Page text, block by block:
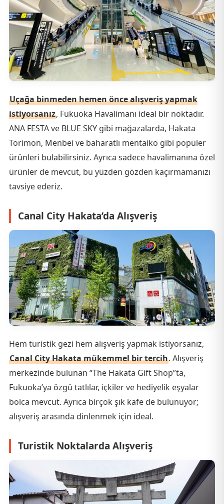
Uçağa binmeden hemen önce alışveriş yapmak
istiyorsanız, Fukuoka Havalimanı ideal bir noktadır.
ANA FESTA ve BLUE SKY gibi mağazalarda, Hakata
Torimon, Menbei ve baharatlı mentaiko gibi popüler
ürünleri bulabilirsiniz. Ayrıca sadece havalimanına özel
ürünler de mevcut, bu yüzden gözden kaçırmamanızı
tavsiye ederiz.
Canal City Hakata’da Alışveriş
Hem turistik gezi hem alışveriş yapmak istiyorsanız,
Canal City Hakata mükemmel bir tercih. Alışveriş
merkezinde bulunan “The Hakata Gift Shop”ta,
Fukuoka’ya özgü tatlılar, içkiler ve hediyelik eşyalar
bolca mevcut. Ayrıca birçok şık kafe de bulunuyor;
alışveriş arasında dinlenmek için ideal.
Turistik Noktalarda Alışveriş